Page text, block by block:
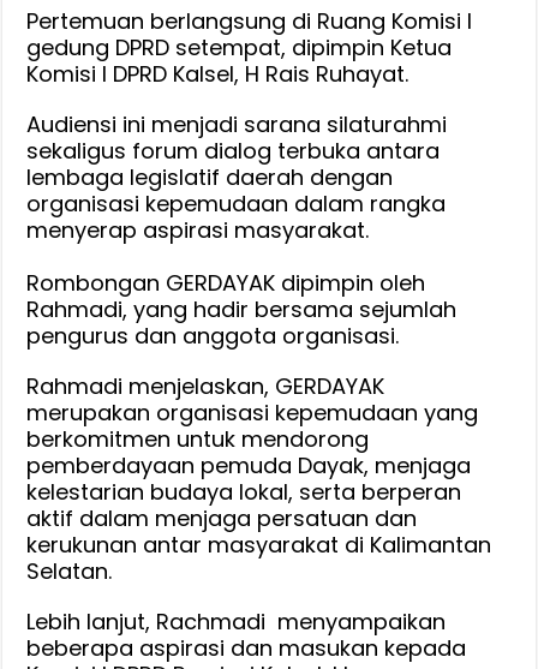
Dan
Serap
Pertemuan berlangsung di Ruang Komisi I
gedung DPRD setempat, dipimpin Ketua
Komisi I DPRD Kalsel, H Rais Ruhayat.
Audiensi ini menjadi sarana silaturahmi
sekaligus forum dialog terbuka antara
lembaga legislatif daerah dengan
organisasi kepemudaan dalam rangka
menyerap aspirasi masyarakat.
‎Rombongan GERDAYAK dipimpin oleh
Rahmadi, yang hadir bersama sejumlah
pengurus dan anggota organisasi.
Rahmadi menjelaskan, GERDAYAK
merupakan organisasi kepemudaan yang
berkomitmen untuk mendorong
pemberdayaan pemuda Dayak, menjaga
kelestarian budaya lokal, serta berperan
aktif dalam menjaga persatuan dan
kerukunan antar masyarakat di Kalimantan
Selatan.
‎Lebih lanjut, Rachmadi menyampaikan
beberapa aspirasi dan masukan kepada